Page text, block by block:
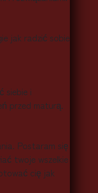
jak radzić sobie
siebie i
przed maturą.
Postaram się
twoje wszelkie
cię jak